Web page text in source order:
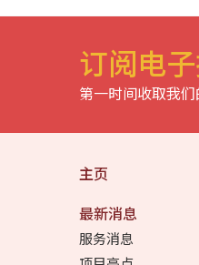
订阅电
第一时间收取我们
主页
最新消息
服务消息